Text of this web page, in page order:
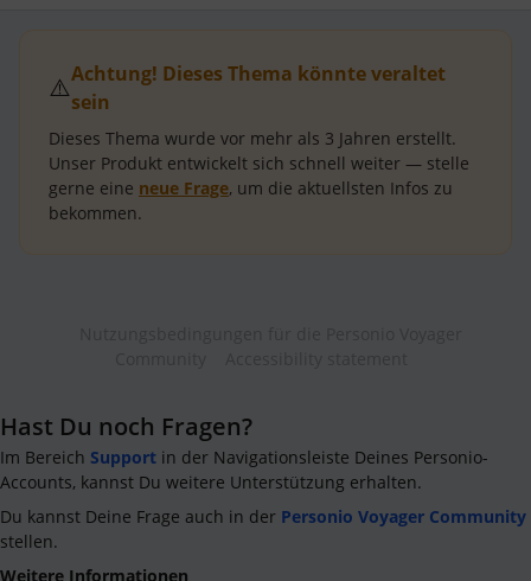
⚠️Achtung! Dieses Thema könnte veraltet
sein
Dieses Thema wurde vor mehr als 3 Jahren erstellt.
Unser Produkt entwickelt sich schnell weiter — stelle
gerne eine neue Frage, um die aktuellsten Infos zu
bekommen.
Hast Du noch Fragen?
Im Bereich Support in der Navigationsleiste Deines Personio-
Accounts, kannst Du weitere Unterstützung erhalten.
Du kannst Deine Frage auch in der Personio Voyager Community
stellen.
Weitere Informationen